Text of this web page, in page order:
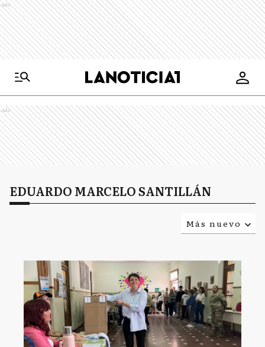
Ads
Ads
EDUARDO MARCELO SANTILLÁN
Más nuevo